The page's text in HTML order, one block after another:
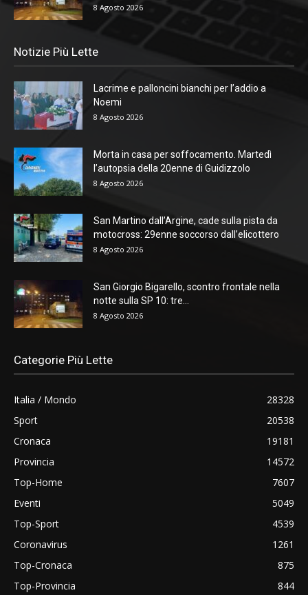
8 Agosto 2026
Notizie Più Lette
Lacrime e palloncini bianchi per l’addio a
Noemi
8 Agosto 2026
Morta in casa per soffocamento. Martedì
l’autopsia della 20enne di Guidizzolo
8 Agosto 2026
San Martino dall’Argine, cade sulla pista da
motocross: 29enne soccorso dall’elicottero
8 Agosto 2026
San Giorgio Bigarello, scontro frontale nella
notte sulla SP 10: tre...
8 Agosto 2026
Categorie Più Lette
Italia / Mondo
28328
Sport
20538
Cronaca
19181
Provincia
14572
Top-Home
7607
Eventi
5049
Top-Sport
4539
Coronavirus
1261
Top-Cronaca
875
Top-Provincia
844